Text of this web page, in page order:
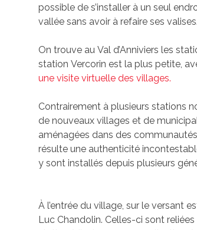
possible de s’installer à un seul
vallée sans avoir à refaire ses valises.
On trouve au Val d’Anniviers les
station Vercorin est la plus petite,
une visite virtuelle des villages.
Contrairement à plusieurs stations
de nouveaux villages et de
aménagées dans des
résulte une authenticité
y sont installés depuis plusieurs
À l’entrée du village, sur le versant
Luc Chandolin. Celles-ci sont